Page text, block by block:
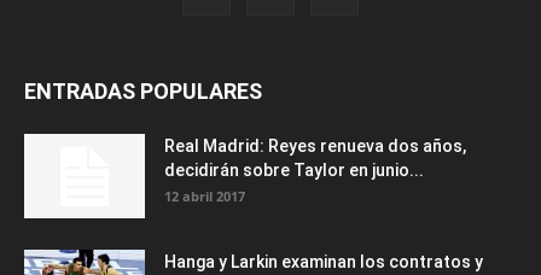
ENTRADAS POPULARES
Real Madrid: Reyes renueva dos años,
decidirán sobre Taylor en junio...
12 abril 2017
Hanga y Larkin examinan los contratos y